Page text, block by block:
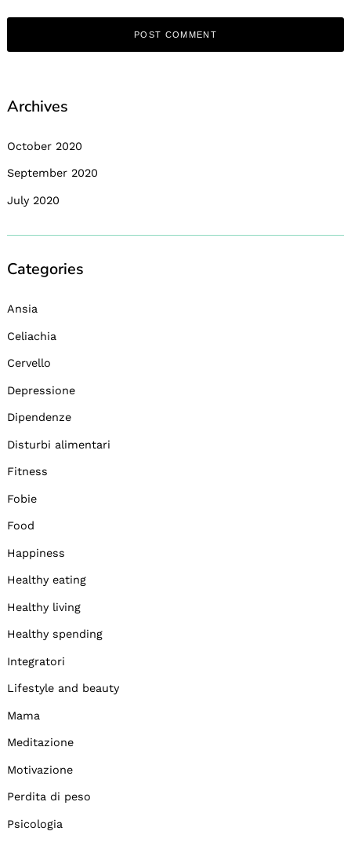
Archives
October 2020
September 2020
July 2020
Categories
Ansia
Celiachia
Cervello
Depressione
Dipendenze
Disturbi alimentari
Fitness
Fobie
Food
Happiness
Healthy eating
Healthy living
Healthy spending
Integratori
Lifestyle and beauty
Mama
Meditazione
Motivazione
Perdita di peso
Psicologia